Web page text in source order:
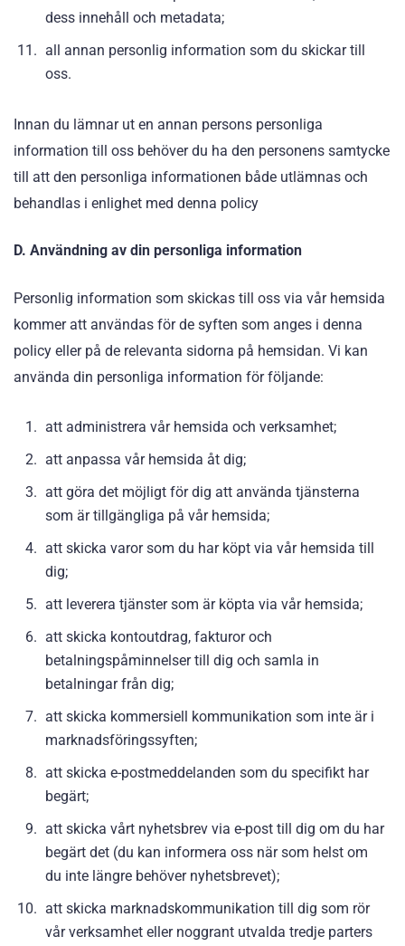
dess innehåll och metadata;
all annan personlig information som du skickar till
oss.
Innan du lämnar ut en annan persons personliga
information till oss behöver du ha den personens samtycke
till att den personliga informationen både utlämnas och
behandlas i enlighet med denna policy
D. Användning av din personliga information
Personlig information som skickas till oss via vår hemsida
kommer att användas för de syften som anges i denna
policy eller på de relevanta sidorna på hemsidan. Vi kan
använda din personliga information för följande:
att administrera vår hemsida och verksamhet;
att anpassa vår hemsida åt dig;
att göra det möjligt för dig att använda tjänsterna
som är tillgängliga på vår hemsida;
att skicka varor som du har köpt via vår hemsida till
dig;
att leverera tjänster som är köpta via vår hemsida;
att skicka kontoutdrag, fakturor och
betalningspåminnelser till dig och samla in
betalningar från dig;
att skicka kommersiell kommunikation som inte är i
marknadsföringssyften;
att skicka e-postmeddelanden som du specifikt har
begärt;
att skicka vårt nyhetsbrev via e-post till dig om du har
begärt det (du kan informera oss när som helst om
du inte längre behöver nyhetsbrevet);
att skicka marknadskommunikation till dig som rör
vår verksamhet eller noggrant utvalda tredje parters